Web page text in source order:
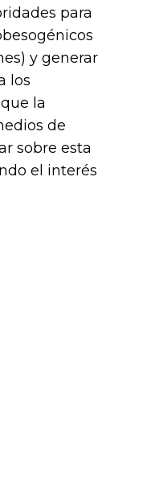
para
y generar
los
la
de
sobre esta
el interés